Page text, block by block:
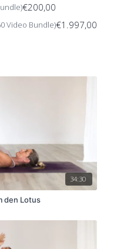
€200,00
Video Bundle)€1.997,00
34:30
den Lotus